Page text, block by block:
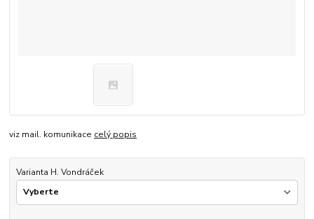
viz mail. komunikace celý popis
Varianta H. Vondráček